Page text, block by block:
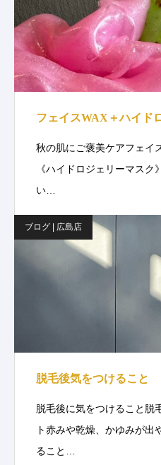
フェイスWAX＋ハイド
秋の肌にご褒美ケアフェイ
《ハイドロジェリーマス
い…
ブログ | 広島店
脱毛後気をつけること
脱毛後に気をつけること脱
ト赤みや乾燥、かゆみが出
ること…